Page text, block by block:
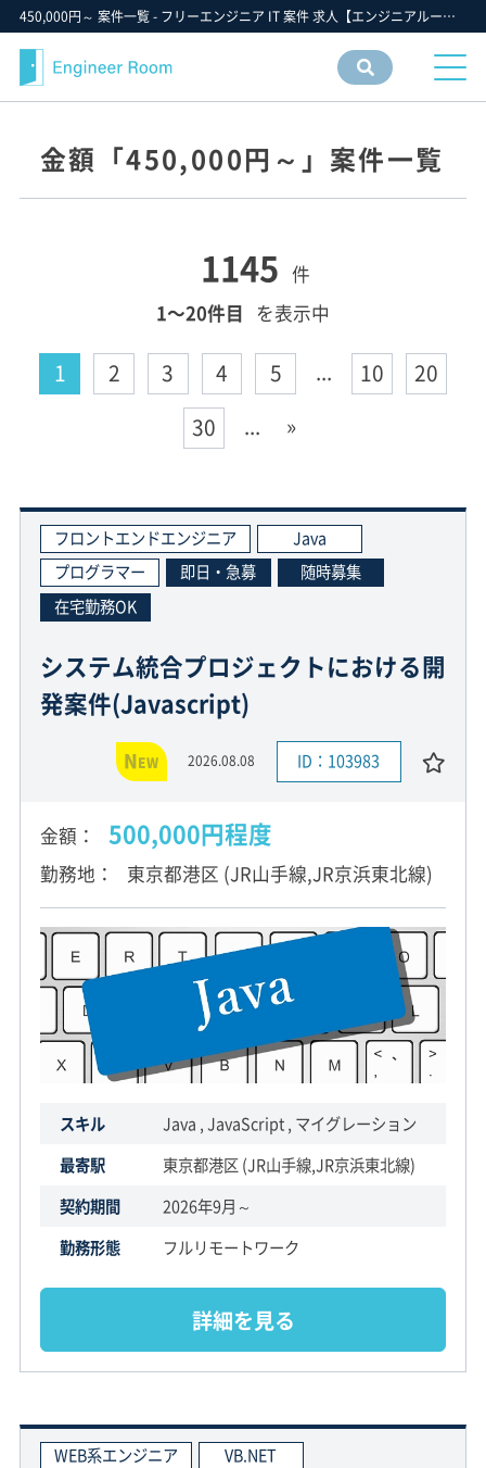
450,000円～ 案件一覧 - フリーエンジニア IT 案件 求人【エンジニアルーム】ITフリーランス ITエンジニア IT個人事業主 仕事 転職 募集
金額「450,000円～」案件一覧
1145 件
1〜20件目
を表示中
1 2 3 4 5 ... 10
20
30
... »
フロントエンドエンジニア
Java
プログラマー
即日・急募
随時募集
在宅勤務OK
システム統合プロジェクトにおける開
発案件(Javascript)
NEW 2026.08.08 ID：103983
金額 500,000円程度
勤務地 東京都港区 (JR山手線,JR京浜東北線)
スキル
Java , JavaScript , マイグレーション
最寄駅
東京都港区 (JR山手線,JR京浜東北線)
契約期間
2026年9月～
勤務形態
フルリモートワーク
詳細を見る
WEB系エンジニア
VB.NET